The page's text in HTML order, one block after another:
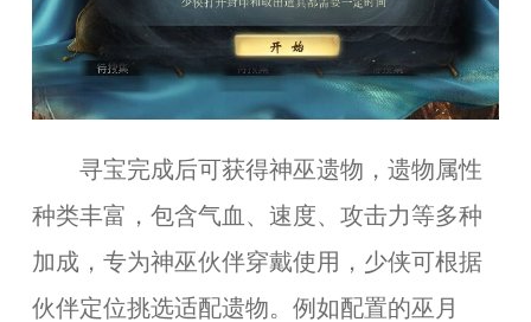
寻宝完成后可获得神巫遗物，遗物属性
种类丰富，包含气血、速度、攻击力等多种
加成，专为神巫伙伴穿戴使用，少侠可根据
伙伴定位挑选适配遗物。例如配置的巫月